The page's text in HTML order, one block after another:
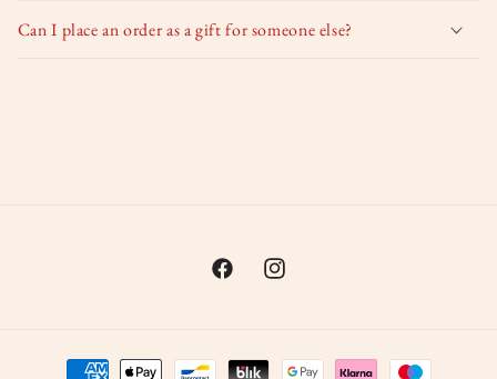
Can I place an order as a gift for someone else?
FacebookInstagram
Payment